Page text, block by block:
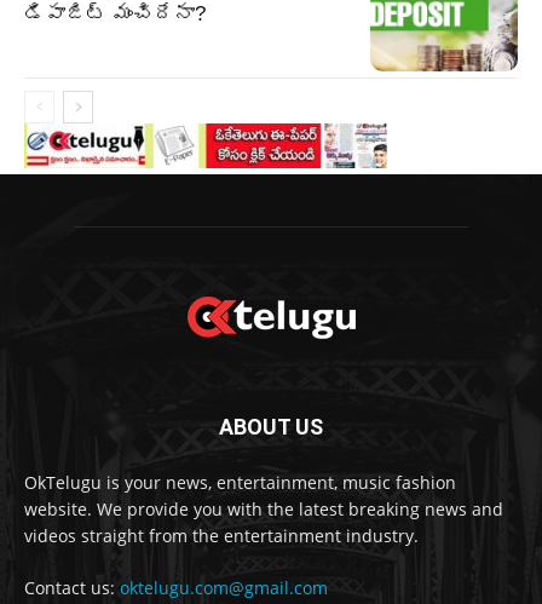
డిపాజిట్ మంచిదేనా?
ABOUT US
OkTelugu is your news, entertainment, music fashion
website. We provide you with the latest breaking news and
videos straight from the entertainment industry.
Contact us: oktelugu.com@gmail.com